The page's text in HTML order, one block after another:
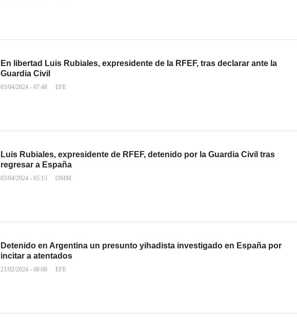
En libertad Luis Rubiales, expresidente de la RFEF, tras declarar ante la
Guardia Civil
03/04/2024 - 07:48 EFE
Luis Rubiales, expresidente de RFEF, detenido por la Guardia Civil tras
regresar a España
03/04/2024 - 05:15 OMM
Detenido en Argentina un presunto yihadista investigado en España por
incitar a atentados
21/02/2024 - 08:08 EFE